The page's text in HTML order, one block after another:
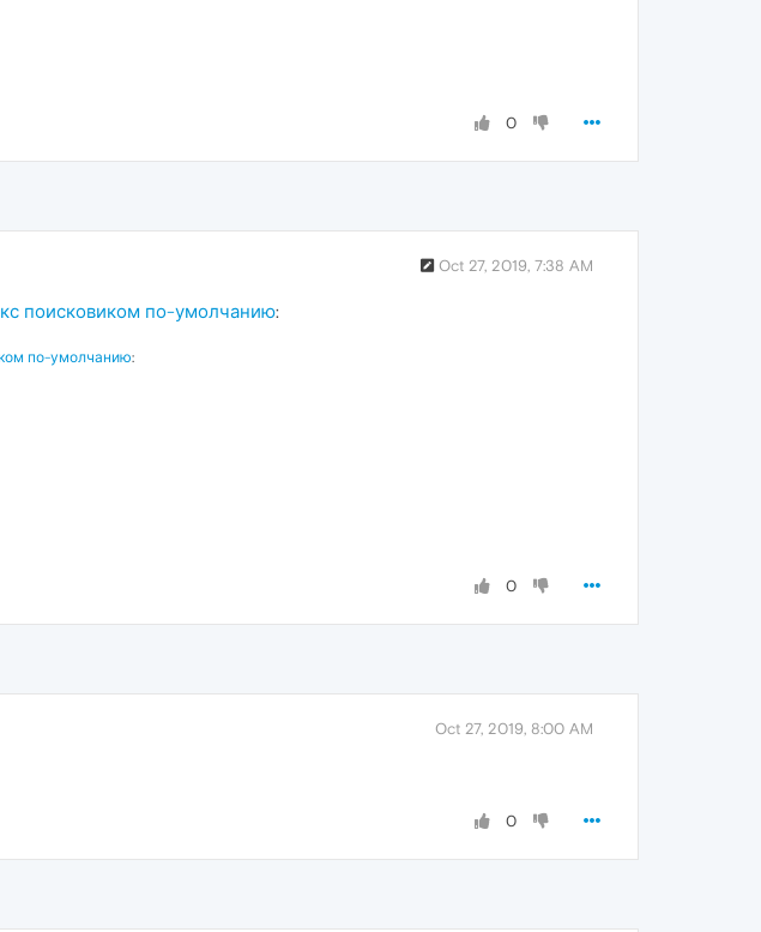
0
Oct 27, 2019, 7:38 AM
поисковиком по-умолчанию:
по-умолчанию:
0
Oct 27, 2019, 8:00 AM
0